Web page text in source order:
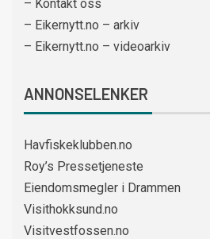
– Kontakt oss
– Eikernytt.no – arkiv
– Eikernytt.no – videoarkiv
ANNONSELENKER
Havfiskeklubben.no
Roy’s Pressetjeneste
Eiendomsmegler i Drammen
Visithokksund.no
Visitvestfossen.no